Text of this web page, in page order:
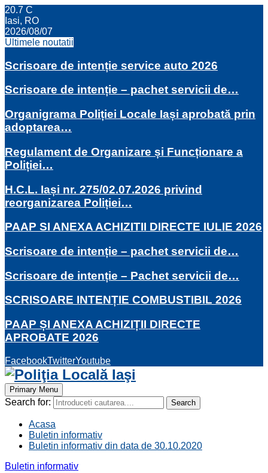
20.7 C
Iasi, RO
2026/08/07
Ultimele noutatii
Scrisoare de intenție service auto 2026
Scrisoare de intenție – pachet servicii de…
Organigrama Poliției Locale Iași aprobată prin
adoptarea…
Regulament de Organizare și Funcționare a
Poliției…
H.C.L. Iași nr. 275/02.07.2026 privind
reorganizarea Poliției…
PAAP SI ANEXA ACHIZITII DIRECTE IULIE 2026
Scrisoare de intenție – pachet servicii de…
Scrisoare de intenție – Pachet servicii de…
SCRISOARE INTENȚIE COMBUSTIBIL 2026
PAAP ȘI ANEXA ACHIZIȚII DIRECTE
APROBATE 2026
FacebookTwitterYoutube
Primary Menu
Search for: Search
Acasa
Buletin informativ
Buletin informativ din data de 30.10.2020
Buletin informativ